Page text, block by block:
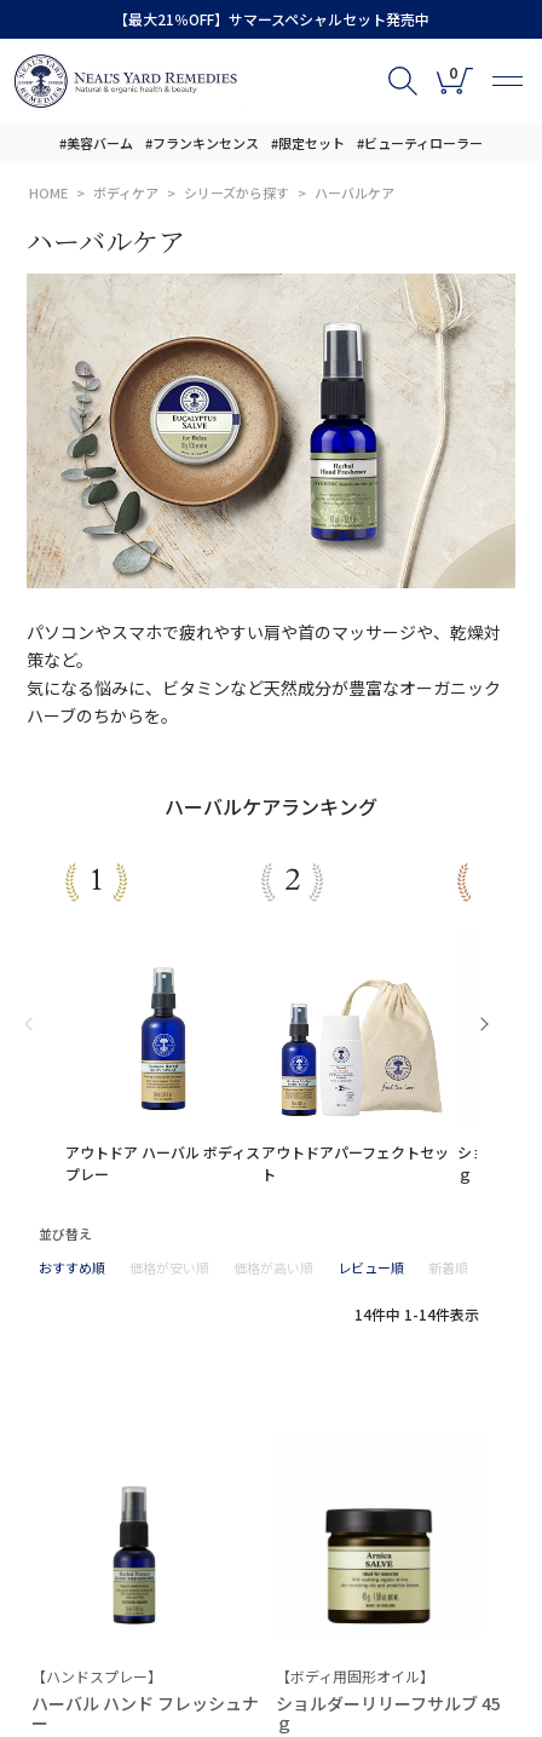
【最大21％OFF】サマースペシャルセット発売中
0
#美容バーム #フランキンセンス #限定セット #ビューティローラー
HOME ボディケア シリーズから探す ハーバルケア
ハーバルケア
パソコンやスマホで疲れやすい肩や首のマッサージや、乾燥対
策など。
気になる悩みに、ビタミンなど天然成分が豊富なオーガニック
ハーブのちからを。
ハーバルケアランキング
アウトドア ハーバル ボディス
プレー
アウトドアパーフェクトセッ
ト
ショルダー
ｇ
並び替え
おすすめ順
価格が安い順 価格が高い順 レビュー順 新着順
14件中 1-14件表示
【ハンドスプレー】
ハーバル ハンド フレッシュナ
ー
【ボディ用固形オイル】
ショルダーリリーフサルブ 45
ｇ